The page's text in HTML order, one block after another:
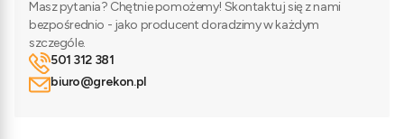
Masz pytania? Chętnie pomożemy! Skontaktuj się z nami
bezpośrednio - jako producent doradzimy w każdym
szczególe.
501 312 381
biuro@grekon.pl